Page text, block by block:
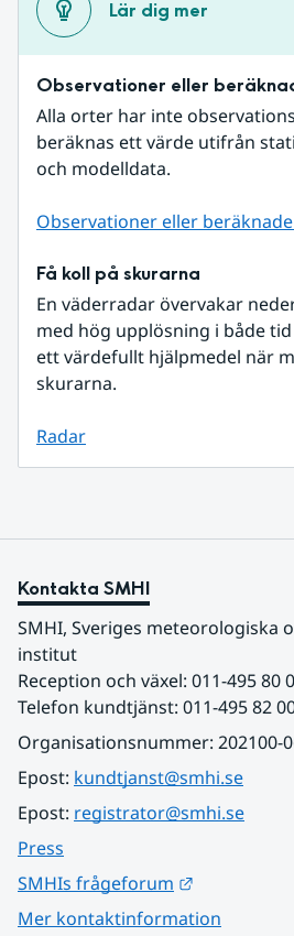
Lär dig mer
Observationer eller
Alla orter har inte
beräknas ett värde utifrån
och modelldata.
Observationer eller
Få koll på skurarna
En väderradar övervakar
med hög upplösning i både
ett värdefullt hjälpmedel när
skurarna.
Radar
Kontakta SMHI
SMHI, Sveriges meteorologiska
institut
Reception och växel: 011-495 80
Telefon kundtjänst: 011-495 82
Organisationsnummer: 202100-
Epost: kundtjanst@smhi.se
Epost: registrator@smhi.se
Press
SMHIs frågeforum
Mer kontaktinformation